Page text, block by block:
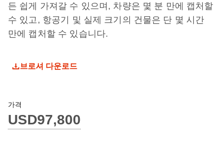
든 쉽게 가져갈 수 있으며, 차량은 몇 분 만에 캡처할
수 있고, 항공기 및 실제 크기의 건물은 단 몇 시간
만에 캡처할 수 있습니다.
브로셔 다운로드
가격
USD97,800